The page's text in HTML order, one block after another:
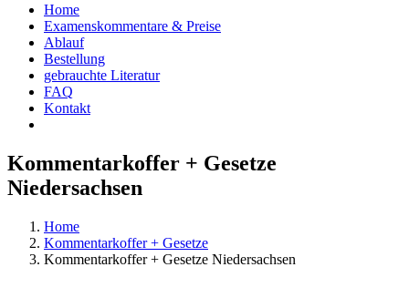
Home
Examenskommentare & Preise
Ablauf
Bestellung
gebrauchte Literatur
FAQ
Kontakt
Kommentarkoffer + Gesetze
Niedersachsen
Home
Kommentarkoffer + Gesetze
Kommentarkoffer + Gesetze Niedersachsen